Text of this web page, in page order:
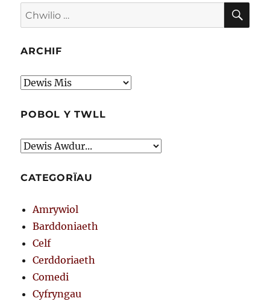
Chwilio
am:
ARCHIF
Archif
POBOL Y TWLL
CATEGORÏAU
Amrywiol
Barddoniaeth
Celf
Cerddoriaeth
Comedi
Cyfryngau